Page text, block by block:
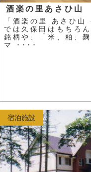
酒楽の里あさひ山
「酒楽の里 あさひ山
では久保田はもちろ
銘柄や、「米、粕、
マ ････
宿泊施設